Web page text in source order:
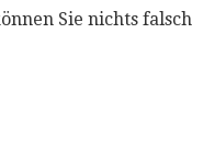
Sie nichts falsch